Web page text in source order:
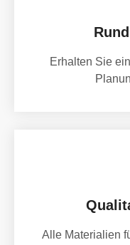
Erhalten Sie
Alle Materialien